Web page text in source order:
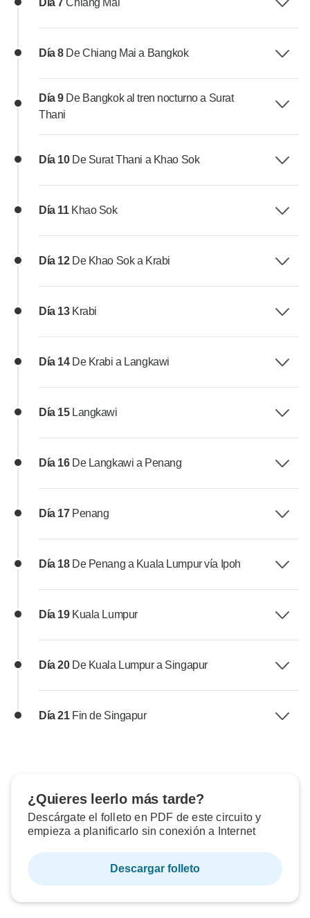
Día 7Chiang Mai
Día 8 De Chiang Mai a Bangkok
Día 9 De Bangkok al tren nocturno a Surat
Thani
Día 10 De Surat Thani a Khao Sok
Día 11 Khao Sok
Día 12 De Khao Sok a Krabi
Día 13 Krabi
Día 14 De Krabi a Langkawi
Día 15 Langkawi
Día 16 De Langkawi a Penang
Día 17 Penang
Día 18 De Penang a Kuala Lumpur vía Ipoh
Día 19 Kuala Lumpur
Día 20 De Kuala Lumpur a Singapur
Día 21 Fin de Singapur
¿Quieres leerlo más tarde?
Descárgate el folleto en PDF de este circuito y
empieza a planificarlo sin conexión a Internet
Descargar folleto